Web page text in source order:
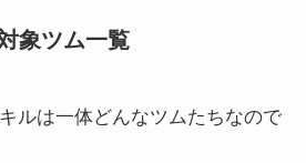
象ツム一覧
ルは一体どんなツムたちなので